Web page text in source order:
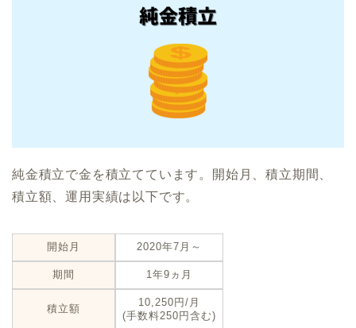
純金積立で金を積立てています。開始月、積立期間、
積立額、運用実績は以下です。
開始月 2020年7月～
期間 1年9ヵ月
積立額
10,250円/月
(手数料250円含む)